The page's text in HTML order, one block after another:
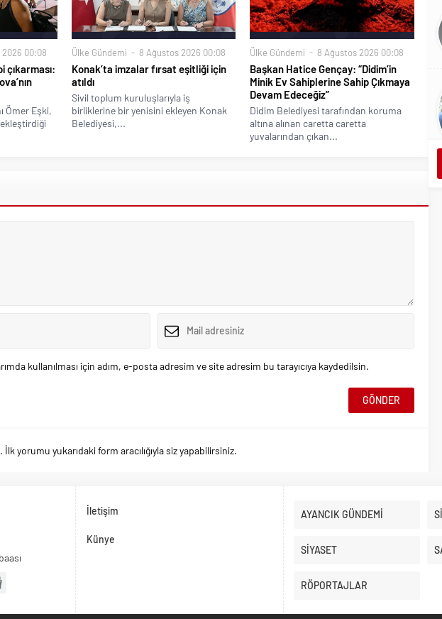
00:08
çıkarması:
Ömer Eşki,
Ülke Gündemi 8 Ağustos 2026 00:08
Konak’ta imzalar fırsat eşitliği için
atıldı
Sivil toplum kuruluşlarıyla iş
birliklerine bir yenisini ekleyen Konak
Belediyesi,...
Ülke Gündemi 8 Ağustos 2026 00:08
Başkan Hatice Gençay: “Didim’in
Minik Ev Sahiplerine Sahip Çıkmaya
Devam Edeceğiz”
Didim Belediyesi tarafından koruma
altına alınan caretta caretta
yuvalarından çıkan...
kullanılması için adım, e-posta adresim ve site adresim bu tarayıcıya kaydedilsin.
İlk yorumu yukarıdaki form aracılığıyla siz yapabilirsiniz.
İletişim
Künye
AYANCIK GÜNDEMİ
SİYASET
RÖPORTAJLAR